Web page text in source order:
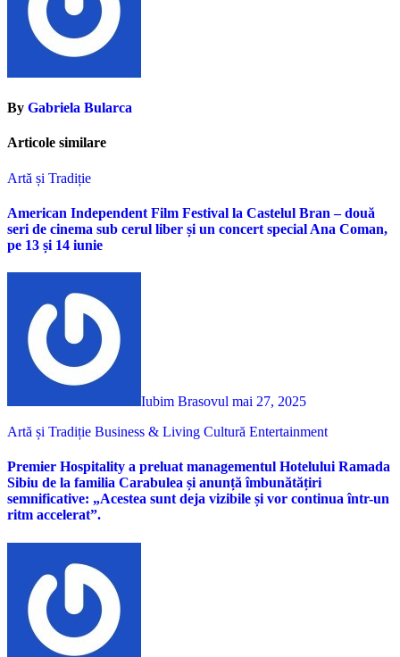
By Gabriela Bularca
Articole similare
Artă și Tradiție
American Independent Film Festival la Castelul Bran – două
seri de cinema sub cerul liber și un concert special Ana Coman,
pe 13 și 14 iunie
Iubim Brasovul mai 27, 2025
Artă și Tradiție Business & Living Cultură Entertainment
Premier Hospitality a preluat managementul Hotelului Ramada
Sibiu de la familia Carabulea și anunță îmbunătățiri
semnificative: „Acestea sunt deja vizibile și vor continua într-un
ritm accelerat”.